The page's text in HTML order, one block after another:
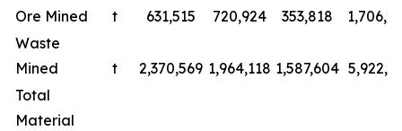
Ore Mined
t 631,515 720,924 353,818
Waste
Mined
t 2,370,569 1,964,118 1,587,604
Total
Material